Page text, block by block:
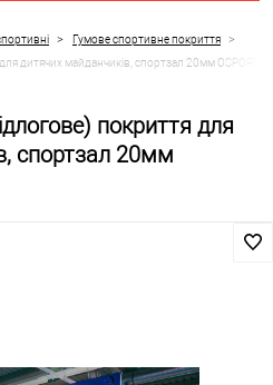
> Гумове спортивне покриття >
дитячих майданчиків, спортзал 20мм OSPORT
покриття для
спортзал 20мм